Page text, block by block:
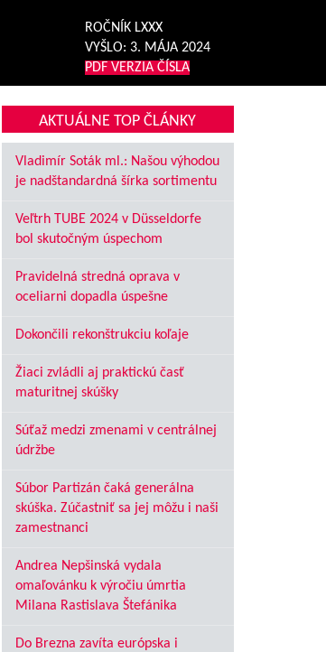
ROČNÍK LXXX
VYŠLO: 3. MÁJA 2024
PDF VERZIA ČÍSLA
AKTUÁLNE TOP ČLÁNKY
Vladimír Soták ml.: Našou výhodou
je nadštandardná šírka sortimentu
Veľtrh TUBE 2024 v Düsseldorfe
bol skutočným úspechom
Pravidelná stredná oprava v
oceliarni dopadla úspešne
Dokončili rekonštrukciu koľaje
Žiaci zvládli aj praktickú časť
maturitnej skúšky
Súťaž medzi zmenami v centrálnej
údržbe
Súbor Partizán čaká generálna
skúška. Zúčastniť sa jej môžu i naši
zamestnanci
Andrea Nepšinská vydala
omaľovánku k výročiu úmrtia
Milana Rastislava Štefánika
Do Brezna zavíta európska i